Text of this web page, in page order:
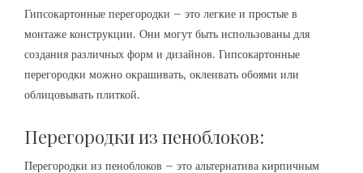
Гипсокартонные перегородки – это легкие и простые в
монтаже конструкции. Они могут быть использованы для
создания различных форм и дизайнов. Гипсокартонные
перегородки можно окрашивать, оклеивать обоями или
облицовывать плиткой.
Перегородки из пеноблоков:
Перегородки из пеноблоков – это альтернатива кирпичным